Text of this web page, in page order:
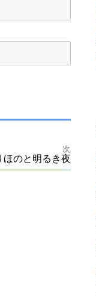
次
ほのと明るき夜